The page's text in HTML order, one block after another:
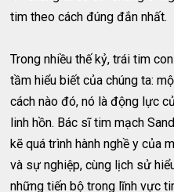
tim theo cách đúng đắn nhất.
Trong nhiều thế kỷ, trái tim
tầm hiểu biết của chúng ta:
cách nào đó, nó là động lực
linh hồn. Bác sĩ tim mạch
kẽ quá trình hành nghề y của
và sự nghiệp, cùng lịch sử
những tiến bộ trong lĩnh vực